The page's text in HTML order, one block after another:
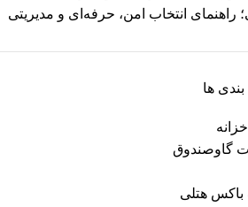
راهنمای انتخاب امن، حرفه‌ای و مدیریتی
ها
گاوصندوق
هتلی